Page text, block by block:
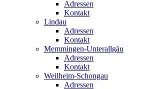
Adressen
Kontakt
Lindau
Adressen
Kontakt
Memmingen-Unterallgäu
Adressen
Kontakt
Weilheim-Schongau
Adressen